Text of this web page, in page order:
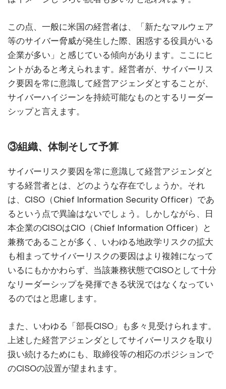
この点、一般に米国の経営者は、「新たなマルウェア
等のサイバー脅威が発生した際、困惑する役員がいる
企業が多い」と感じている傾向があります。ここにヒ
ントがあると考えられます。経営者が、サイバーリス
ク要因を常に意識して経営アジェンダとすることが、
サイバーハイジーンを持続可能なものとするリーダー
シップと言えます。
③組織、体制そして予算
サイバーリスク要因を常に意識して経営アジェンダと
する経営者とは、どのような存在でしょうか。それ
は、CISO（Chief Information Security Officer）であ
るという点で異論はないでしょう。しかしながら、日
本企業のCISOはCIO（Chief Information Officer）と
兼務であることが多く、いわゆる地政学リスクの拡大
も相まってサイバーリスクの要因はより複雑になって
いるにもかかわらず、当該兼務状態でCISOとして十分
なリーダーシップを発揮できる状況ではなくなってい
るのではと思慮します。
また、いわゆる「部長CISO」も多々見受けられます。
上述した経営アジェンダとしてサイバーリスクを取り
扱い続けるためにも、取締役等の相応のポジションで
のCISOの設置が望まれます。